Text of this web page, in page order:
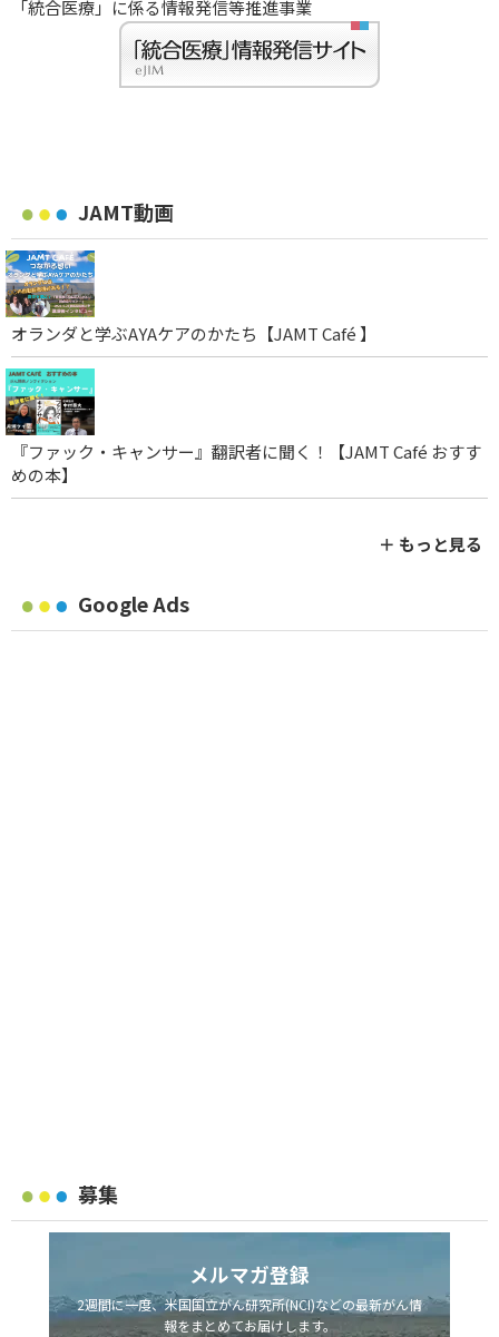
「統合医療」に係る情報発信等推進事業
JAMT動画
オランダと学ぶAYAケアのかたち【JAMT Café 】
『ファック・キャンサー』翻訳者に聞く！【JAMT Café おすす
めの本】
＋ もっと見る
Google Ads
募集
メルマガ登録
2週間に一度、米国国立がん研究所(NCI)などの最新がん情
報をまとめてお届けします。